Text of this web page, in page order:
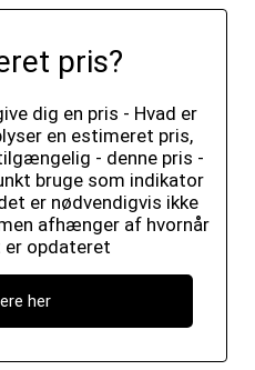
pris?
dig en pris - Hvad er
en estimeret pris,
- denne pris -
bruge som indikator
er nødvendigvis ikke
afhænger af hvornår
er opdateret
her